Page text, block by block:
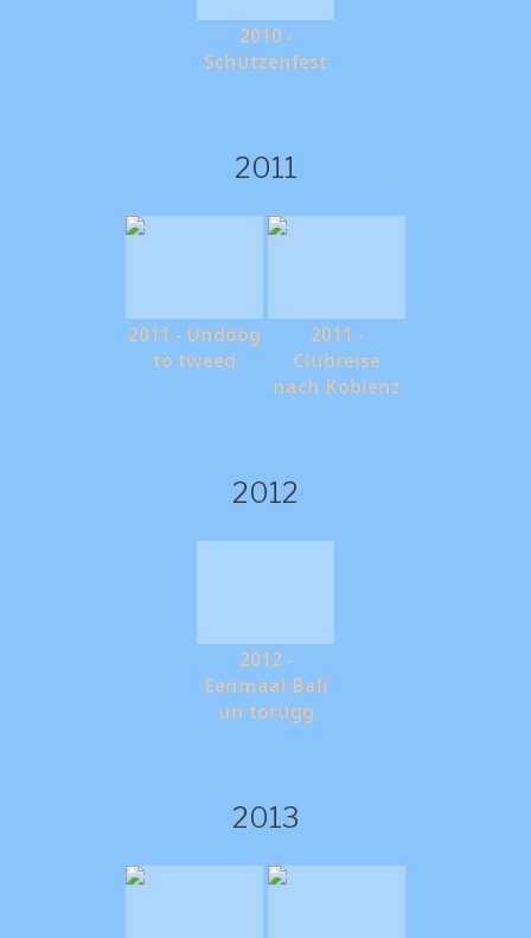
2010 -
Schützenfest
2011
2011 - Undöög
to tweed
2011 -
Clubreise
nach Koblenz
2012
2012 -
Eenmaal Bali
un torügg
2013